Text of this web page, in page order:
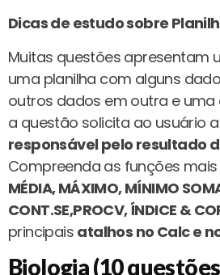
Dicas de estudo sobre
Muitas questões apresentam
uma planilha com alguns
outros dados em outra e uma
a questão solicita ao usuário
responsável pelo resultado
Compreenda as funções
MÉDIA, MÁXIMO, MÍNIMO
CONT.SE,PROCV, ÍNDICE &
principais atalhos no Calc e
Biologia (10